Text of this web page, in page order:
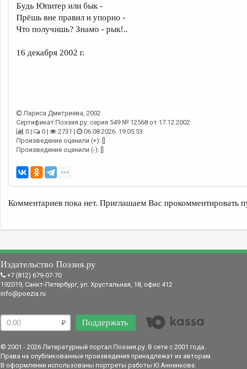
Будь Юпитер или бык -
Прёшь вне правил и упорно -
Что получишь? Знамо - рык!..
16 декабря 2002 г.
Лариса Дмитриева, 2002
Сертификат Поэзия.ру: серия 549 № 12568 от 17.12.2002
0 |
0 | 2731 |
06.08.2026. 19:05:53
Произведение оценили (+): []
Произведение оценили (-): []
Комментариев пока нет. Приглашаем Вас прокомментировать
Издательство Поэзия.ру
+7 (812) 679-07-70
192019, Санкт-Петербург, ул. Хрустальная, 18, офис 412
info@poezia.ru
Поддержать
© 2001 - 2026 Литературный портал Поэзия.ру. В сети с 2001 года.
Права на опубликованные произведения принадлежат их авторам.
В оформлении использованы портреты работы Ю.Анненкова: